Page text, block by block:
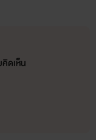
ดเห็น